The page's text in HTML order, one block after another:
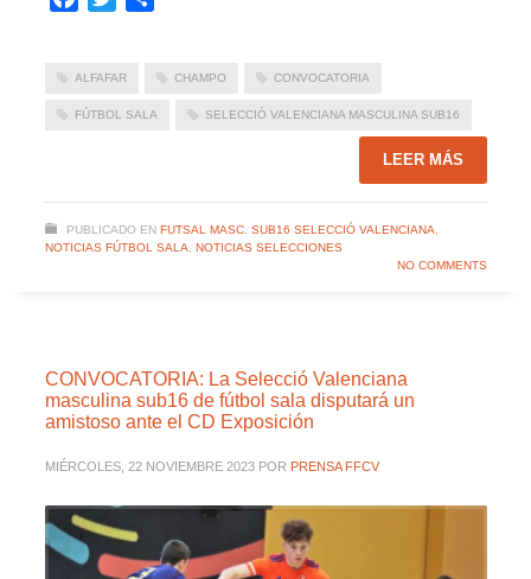
ALFAFAR CHAMPO CONVOCATORIA
FÚTBOL SALA SELECCIÓ VALENCIANA MASCULINA SUB16
LEER MÁS
PUBLICADO EN FUTSAL MASC. SUB16 SELECCIÓ VALENCIANA,
NOTICIAS FÚTBOL SALA, NOTICIAS SELECCIONES
NO COMMENTS
CONVOCATORIA: La Selecció Valenciana
masculina sub16 de fútbol sala disputará un
amistoso ante el CD Exposición
MIÉRCOLES, 22 NOVIEMBRE 2023 POR PRENSA FFCV